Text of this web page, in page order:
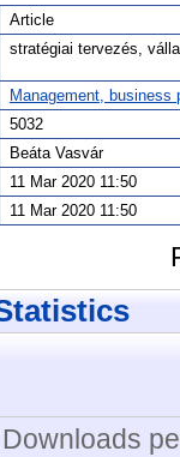
Article
stratégiai tervezés,
Management,
5032
Beáta Vasvár
11 Mar 2020 11:50
11 Mar 2020 11:50
Downloads